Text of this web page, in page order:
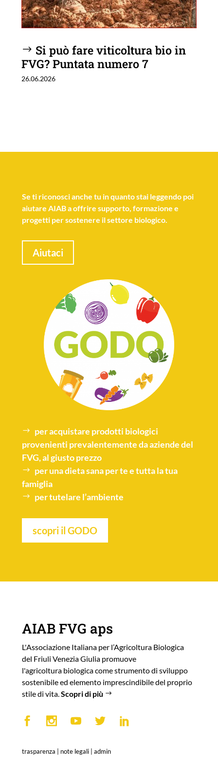
Si può fare viticoltura bio in
FVG? Puntata numero 7
26.06.2026
Se ti riconosci anche tu in quanto stai leggendo poi
aiutare AIAB a offrire supporto, formazione e
progetti per sostenere il settore biologico.
Aiutaci
per acquistare prodotti biologici
provenienti prevalentemente da aziende del
FVG, al giusto prezzo
per unadieta sanaper te e tutta la tua
famiglia
per tutelare l’ambiente
scopri il GODO
AIAB FVG aps
L'Associazione Italiana per l’Agricoltura Biologica
del Friuli Venezia Giulia promuove
l'agricoltura biologica come strumento di sviluppo
sostenibile ed elemento imprescindibile del proprio
stile di vita.Scopri di più
trasparenza note legali| admin